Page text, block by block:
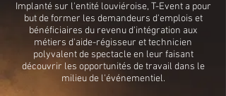
Implanté sur l'entité louviéroise, T-Event a pour
but de former les demandeurs d'emplois et
bénéficiaires du revenu d'intégration aux
métiers d'aide-régisseur et technicien
polyvalent de spectacle en leur faisant
découvrir les opportunités de travail dans le
milieu de l'événementiel.